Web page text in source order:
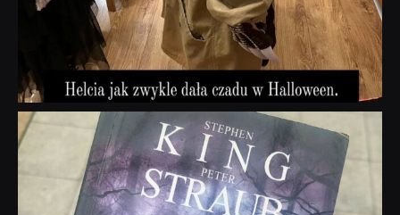
dobryhorror
Wrz 23